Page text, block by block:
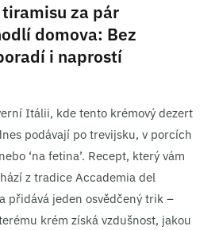
za pár
domova: Bez
i naprostí
Itálii, kde tento krémový dezert
podávají po trevijsku, v porcích
‘na fetina’. Recept, který vám
z tradice Accademia del
přidává jeden osvědčený trik –
krém získá vzdušnost, jakou